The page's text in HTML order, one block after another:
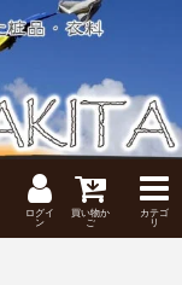
ログイ
ン
買い物か
ご
カテゴ
リ